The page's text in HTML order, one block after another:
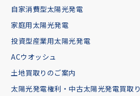
自家消費型太陽光発電
家庭用太陽光発電
投資型産業用太陽光発電
ACウオッシュ
土地買取りのご案内
太陽光発電権利・中古太陽光発電買取り